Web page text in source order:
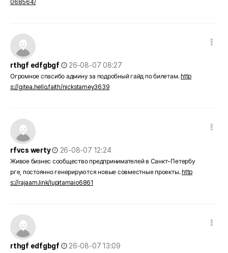
068564/
rthgf edfgbgf
작성일
26-08-07 08:27
Огромное спасибо админу за подробный гайд по билетам. http
s://gitea.hello.faith/nickstamey3639
rfvcs werty
작성일
26-08-07 12:24
Живое бизнес сообщество предпринимателей в Санкт-Петербу
рге, постоянно генерируются новые совместные проекты. http
s://rajaam.link/lupitamaio6861
rthgf edfgbgf
작성일
26-08-07 13:09